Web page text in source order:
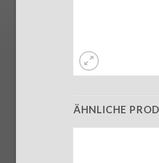
ÄHNLICHE